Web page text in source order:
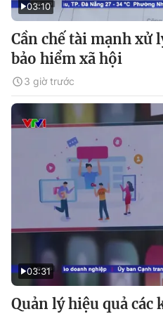
03:10
Cần chế tài mạnh xử
bảo hiểm xã hội
3 giờ trước
03:31
Quản lý hiệu quả các